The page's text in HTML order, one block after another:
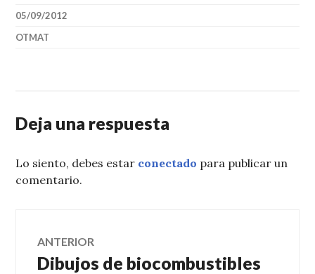
05/09/2012
OTMAT
Deja una respuesta
Lo siento, debes estar conectado para publicar un
comentario.
Navegación
ANTERIOR
Entrada
Dibujos de biocombustibles